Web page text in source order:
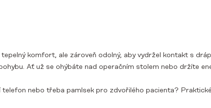
komfort, ale zároveň odolný, aby vydržel kontakt s
Ať už se ohýbáte nad operačním stolem nebo držíte
telefon nebo třeba pamlsek pro zdvořilého pacienta?